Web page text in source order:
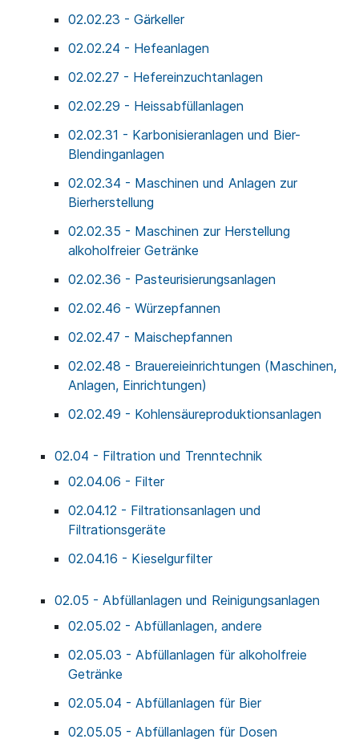
02.02.23 - Gärkeller
02.02.24 - Hefeanlagen
02.02.27 - Hefereinzuchtanlagen
02.02.29 - Heissabfüllanlagen
02.02.31 - Karbonisieranlagen und Bier-
Blendinganlagen
02.02.34 - Maschinen und Anlagen zur
Bierherstellung
02.02.35 - Maschinen zur Herstellung
alkoholfreier Getränke
02.02.36 - Pasteurisierungsanlagen
02.02.46 - Würzepfannen
02.02.47 - Maischepfannen
02.02.48 - Brauereieinrichtungen (Maschinen,
Anlagen, Einrichtungen)
02.02.49 - Kohlensäureproduktionsanlagen
02.04 - Filtration und Trenntechnik
02.04.06 - Filter
02.04.12 - Filtrationsanlagen und
Filtrationsgeräte
02.04.16 - Kieselgurfilter
02.05 - Abfüllanlagen und Reinigungsanlagen
02.05.02 - Abfüllanlagen, andere
02.05.03 - Abfüllanlagen für alkoholfreie
Getränke
02.05.04 - Abfüllanlagen für Bier
02.05.05 - Abfüllanlagen für Dosen